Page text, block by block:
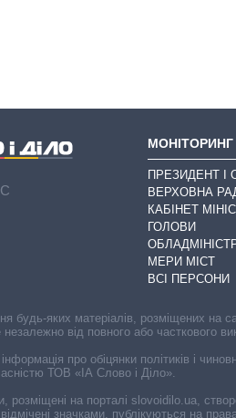
МОНІТОРИНГ
ПРЕЗИДЕНТ І
ВЕРХОВНА
КАБІНЕТ
ГОЛОВИ
МЕРИ МІСТ
ВСІ ПЕРСОНИ
будь-яких матеріалів, розміщених на
незалежно від повного або часткового
про обіцянки політиків і
ТОВ «ІА Слово і Діло».
розміщені на порталі slovoidilo.ua,
значками, публікуються на